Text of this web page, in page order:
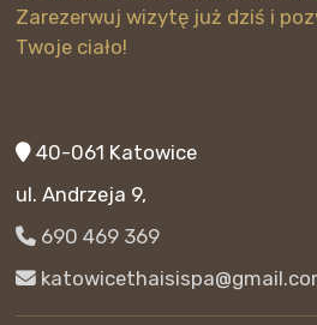
Zarezerwuj wizytę już dziś i
Twoje ciało!
40-061 Katowice
ul. Andrzeja 9,
690 469 369